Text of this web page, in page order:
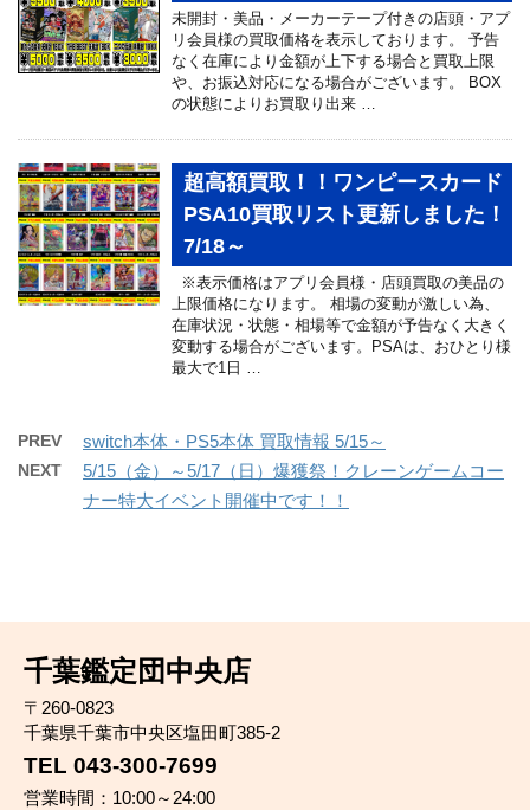
未開封・美品・メーカーテープ付きの店頭・アプ
リ会員様の買取価格を表示しております。 予告
なく在庫により金額が上下する場合と買取上限
や、お振込対応になる場合がございます。 BOX
の状態によりお買取り出来 …
超高額買取！！ワンピースカード
PSA10買取リスト更新しました！
7/18～
※表示価格はアプリ会員様・店頭買取の美品の
上限価格になります。 相場の変動が激しい為、
在庫状況・状態・相場等で金額が予告なく大きく
変動する場合がございます。PSAは、おひとり様
最大で1日 …
PREV switch本体・PS5本体 買取情報 5/15～
NEXT
5/15（金）～5/17（日）爆獲祭！クレーンゲームコー
ナー特大イベント開催中です！！
千葉鑑定団中央店
〒260-0823
千葉県千葉市中央区塩田町385-2
TEL 043-300-7699
営業時間：10:00～24:00